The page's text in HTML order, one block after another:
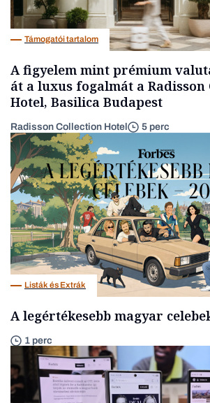
Támogatói tartalom
A figyelem mint prémium
át a luxus fogalmát a Radisson
Hotel, Basilica Budapest
Radisson Collection Hotel 5 perc
Listák és Extrák
A legértékesebb magyar
1 perc